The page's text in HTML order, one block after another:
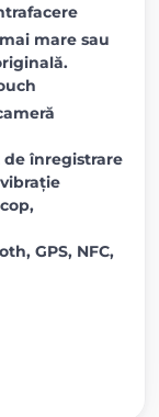
mare sau
de înregistrare
GPS, NFC,